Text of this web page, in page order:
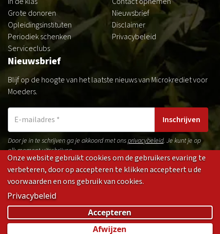
Grote donoren
Opleidingsinstituten
Periodiek schenken
Serviceclubs
Nieuwsbrief
Disclaimer
Privacybeleid
Nieuwsbrief
Blijf op de hoogte van het laatste nieuws van Microkrediet voor
Moeders.
Inschrijven
Door je in te schrijven ga je akkoord met onsprivacybeleid. Je kunt je op
elk moment uitschrijven.
GedragsregelsPrivacybeleidDisclaimer
(opens
in
(opens
in
(opens
in
(opens
in
Onze website gebruikt cookies om de gebruikers evaring te
verbeteren, door op accepteren te klikken accepteert u de
voorwaarden en ons gebruik van cookies.
Privacybeleid
Accepteren
Afwijzen